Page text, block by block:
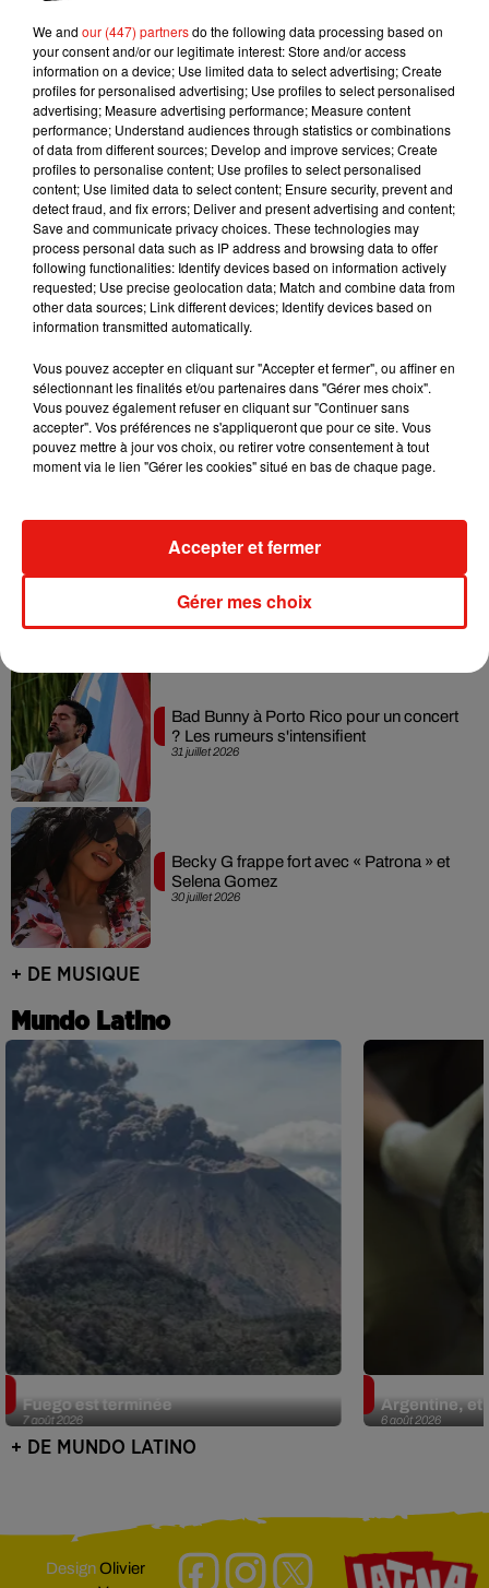
Musique
6 août 2026
Karol G dévoile la tracklist de son nouvel
album… avec des invités...
5 août 2026
Benny Blanco invite Selena Gomez et
Becky G sur son nouveau single
31 juillet 2026
Escapade à Guadalajara
31 juillet 2026
Arena de Paris
31 juillet 2026
Bad Bunny à Porto Rico pour un concert
? Les rumeurs s'intensifient
30 juillet 2026
Becky G frappe fort avec « Patrona » et
Selena Gomez
+ DE MUSIQUE
Mundo Latino
7 août 2026
Fuego est terminée
6 août 2026
Argentine, et
+ DE MUNDO LATINO
DesignOlivier
We and our (447) partnersdo the following data processing based on
your consent and/or our legitimate interest: Store and/or access
information on a device; Use limited data to select advertising; Create
profiles for personalised advertising; Use profiles to select personalised
advertising; Measure advertising performance; Measure content
performance; Understand audiences through statistics or combinations
of data from different sources; Develop and improve services; Create
profiles to personalise content; Use profiles to select personalised
content; Use limited data to select content; Ensure security, prevent and
detect fraud, and fix errors; Deliver and present advertising and content;
Save and communicate privacy choices. These technologies may
process personal data such as IP address and browsing data to offer
following functionalities: Identify devices based on information actively
requested; Use precise geolocation data; Match and combine data from
other data sources; Link different devices; Identify devices based on
information transmitted automatically.
Vous pouvez accepter en cliquant sur "Accepter et fermer", ou affiner en
sélectionnant les finalités et/ou partenaires dans "Gérer mes choix".
Vous pouvez également refuser en cliquant sur "Continuer sans
accepter". Vos préférences ne s'appliqueront que pour ce site. Vous
pouvez mettre à jour vos choix, ou retirer votre consentement à tout
moment via le lien "Gérer les cookies" situé en bas de chaque page.
Gérer mes choix
Accepter et fermer